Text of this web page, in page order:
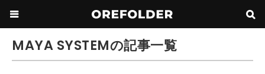
MAYA SYSTEMの記事一覧